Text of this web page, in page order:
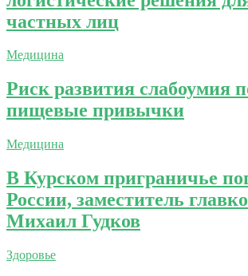
частных лиц
Медицина
Риск развития слабоумия
пищевые привычки
Медицина
В Курском приграничье
России, заместитель
Михаил Гудков
Здоровье